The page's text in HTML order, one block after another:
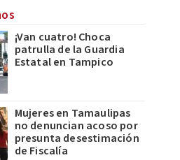
¡Van cuatro! Choca
patrulla de la Guardia
Estatal en Tampico
Mujeres en Tamaulipas
no denuncian acoso por
presunta desestimación
de Fiscalía